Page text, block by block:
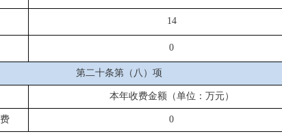
14
0
第二十条第（八）项
本年收费金额（单位：万元）
0